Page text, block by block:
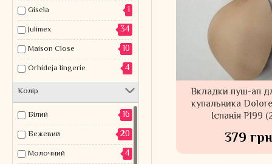
Gisela 1
Julimex 34
Maison Close 10
Orhideja lingerie 4
Колiр
Білий
16
Бежевий 20
Молочний 4
Вкладки пуш-ап
купальника
Іспанія P199
379